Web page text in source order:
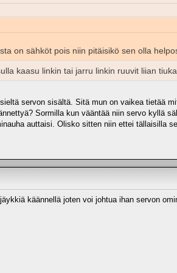
on sähköt pois niin pitäisikö sen olla
kaasu linkin tai jarru linkin ruuvit liian
servon sisältä. Sitä mun on vaikea tietää
Sormilla kun vääntää niin servo kyllä
auttaisi. Olisko sitten niin ettei tällaisilla
käännellä joten voi johtua ihan servon